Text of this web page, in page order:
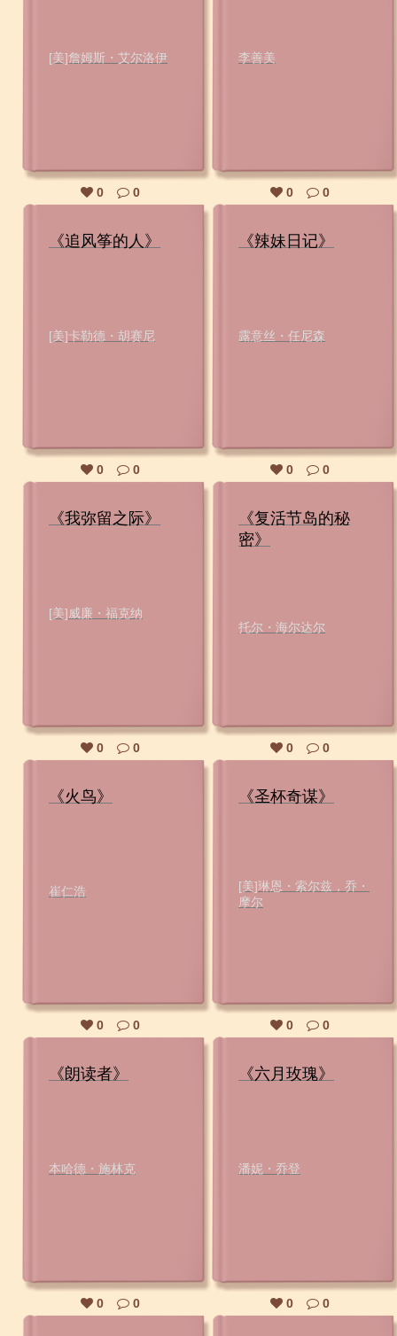
[美]詹姆斯・艾尔洛伊
0 0
李善美
0 0
《追风筝的人》
[美]卡勒德・胡赛尼
0 0
《辣妹日记》
露意丝・任尼森
0 0
《我弥留之际》
[美]威廉・福克纳
0 0
《复活节岛的秘
密》
托尔・海尔达尔
0 0
《火鸟》
崔仁浩
0 0
《圣杯奇谋》
[美]琳恩・索尔兹，乔・
摩尔
0 0
《朗读者》
本哈德・施林克
0 0
《六月玫瑰》
潘妮・乔登
0 0